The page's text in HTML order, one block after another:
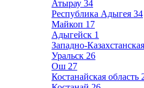
Атырау 34
Республика Адыгея 34
Майкоп 17
Адыгейск 1
Западно-
Уральск 26
Ош 27
Костанайская область